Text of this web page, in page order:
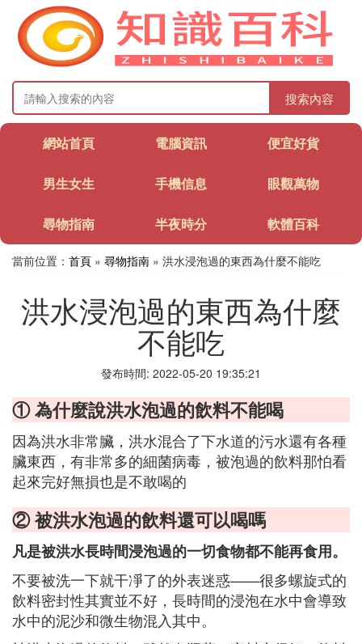
搜索內容
網站首頁 電腦資訊 便宜好貨
男生女生 手機信息 眼觀萬物
尋物指南 半夜時分 軟體百科
當前位置： 首頁 » 尋物指南 » 洪水浸泡過的東西為什麼不能吃
洪水浸泡過的東西為什麼
不能吃
發布時間: 2022-05-20 19:35:21
① 為什麼說洪水泡過的飲料不能喝
因為洪水非常臟，洪水混合了下水道的污水還有各種
臟東西，有非常多的細菌病毒，被泡過的飲料那怕看
起來完好無損也是不敢喝的
② 被洪水泡過的飲料還可以喝嗎
凡是被洪水長時間浸泡過的一切食物都不能再食用。
不要被洗一下就干凈了的外表迷惑——很多螺旋式的
飲料密封性其實並不好，長時間的浸泡在水中會導致
水中的泥沙和微生物混入其中。